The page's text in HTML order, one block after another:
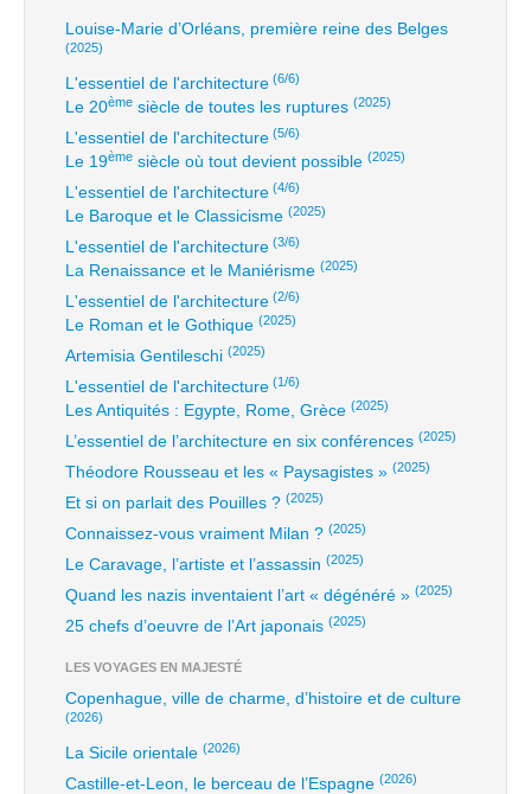
Louise-Marie d’Orléans, première reine des Belges
(2025)
L'essentiel de l'architecture (6/6)
Le 20ème siècle de toutes les ruptures (2025)
L'essentiel de l'architecture (5/6)
Le 19ème siècle où tout devient possible (2025)
L'essentiel de l'architecture (4/6)
Le Baroque et le Classicisme (2025)
L'essentiel de l'architecture (3/6)
La Renaissance et le Maniérisme (2025)
L'essentiel de l'architecture (2/6)
Le Roman et le Gothique (2025)
Artemisia Gentileschi (2025)
L'essentiel de l'architecture (1/6)
Les Antiquités : Egypte, Rome, Grèce (2025)
L’essentiel de l’architecture en six conférences (2025)
Théodore Rousseau et les « Paysagistes » (2025)
Et si on parlait des Pouilles ? (2025)
Connaissez-vous vraiment Milan ? (2025)
Le Caravage, l’artiste et l’assassin (2025)
Quand les nazis inventaient l’art « dégénéré » (2025)
25 chefs d’oeuvre de l’Art japonais (2025)
LES VOYAGES EN MAJESTÉ
Copenhague, ville de charme, d’histoire et de culture
(2026)
La Sicile orientale (2026)
Castille-et-Leon, le berceau de l’Espagne (2026)